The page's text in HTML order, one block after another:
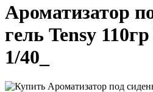
Ароматизатор
гель Tensy
1/40_